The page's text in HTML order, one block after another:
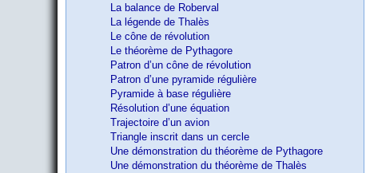
La balance de Roberval
La légende de Thalès
Le cône de révolution
Le théorème de Pythagore
Patron d’un cône de révolution
Patron d’une pyramide régulière
Pyramide à base régulière
Résolution d’une équation
Trajectoire d’un avion
Triangle inscrit dans un cercle
Une démonstration du théorème de Pythagore
Une démonstration du théorème de Thalès